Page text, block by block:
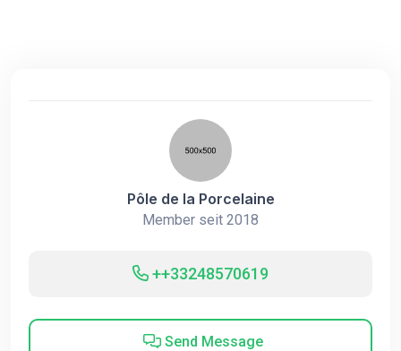
Pôle de la Porcelaine
Member seit 2018
++33248570619
Send Message